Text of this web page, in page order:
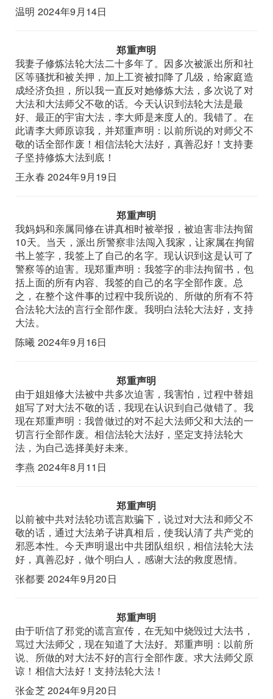
温明 2024年9月14日
郑重声明
我妻子修炼法轮大法二十多年了。因多次被派出所和社
区等骚扰和被关押，加上工资被扣降了几级，给家庭造
成经济负担，所以我一直反对她修炼大法，多次说了对
大法和大法师父不敬的话。今天认识到法轮大法是最
好、最正的宇宙大法，李大师是来度人的。我错了。在
此请李大师原谅我，并郑重声明：以前所说的对师父不
敬的话全部作废！相信法轮大法好，真善忍好！支持妻
子坚持修炼大法到底！
王永春 2024年9月19日
郑重声明
我妈妈和亲属同修在讲真相时被举报，被迫害非法拘留
10天。当天，派出所警察非法闯入我家，让家属在拘留
书上签字，我签上了自己的名字。现认识到这是认可了
警察等的迫害。现郑重声明：我签字的非法拘留书，包
括上面的所有内容、我签的自己的名字全部作废。总
之，在整个这件事的过程中我所说的、所做的所有不符
合法轮大法的言行全部作废。我明白法轮大法好，支持
大法。
陈曦 2024年9月16日
郑重声明
由于姐姐修大法被中共多次迫害，我害怕，过程中替姐
姐写了对大法不敬的话，我现在认识到自己做错了。我
现在郑重声明：我曾做过的对不起大法师父和大法的一
切言行全部作废。相信法轮大法好，坚定支持法轮大
法，为自己选择美好未来。
李燕 2024年8月11日
郑重声明
以前被中共对法轮功谎言欺骗下，说过对大法和师父不
敬的话，通过大法弟子讲真相后，使我认清了共产党的
邪恶本性。今天声明退出中共团队组织，相信法轮大法
好，真善忍好，做个明白人，感谢大法的救度恩情。
张都要 2024年9月20日
郑重声明
由于听信了邪党的谎言宣传，在无知中烧毁过大法书，
骂过大法师父，现在知道了大法好。郑重声明：以前所
说、所做的对大法不好的言行全部作废。求大法师父原
谅！相信大法好！支持法轮大法！
张金芝 2024年9月20日